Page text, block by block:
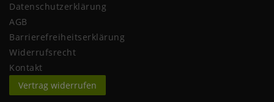
Daten­schutz­erklärung
AGB
Barrierefreiheitserklärung
Widerrufs­recht
Kontakt
Vertrag widerrufen